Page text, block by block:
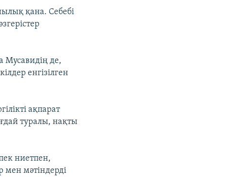
қана. Себебі
Мусавидің де,
енгізілген
ақпарат
туралы, нақты
ниетпен,
мәтіндерді